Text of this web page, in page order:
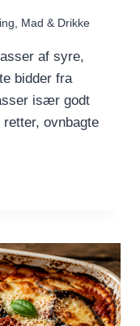
, Mad & Drikke
af syre,
bidder fra
især godt
ovnbagte